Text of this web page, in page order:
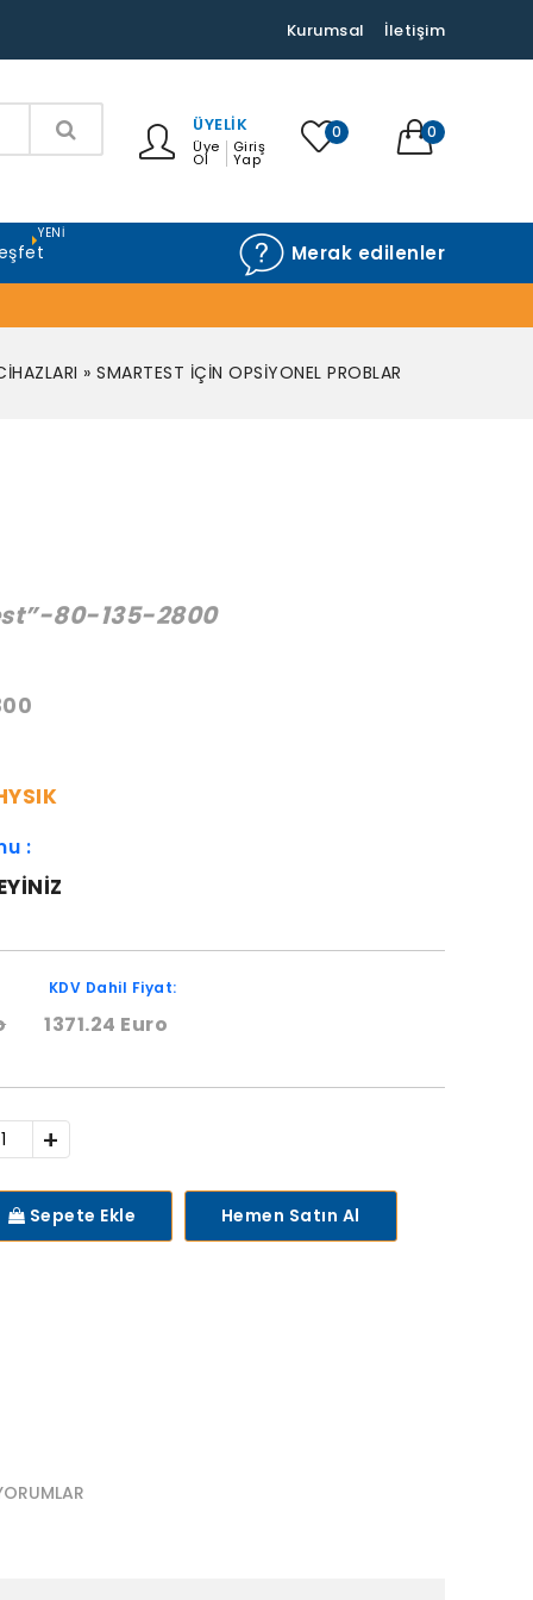
Kurumsal İletişim
ÜYELIK
Üye
Ol
Giriş
Yap
0 0
YENI
Merak edilenler
»SMARTEST İÇİN OPSİYONEL PROBLAR
80-135-2800
:
KDV Dahil Fiyat:
1371.24 Euro
+
Sepete Ekle Hemen Satın Al